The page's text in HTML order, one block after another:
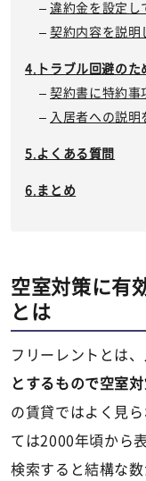
違約金を設定し
契約内容を説明
トラブル回避の
契約書に特約事
入居者への説明
よくある質問
まとめ
空室対策に有
とは
フリーレントとは、
とするもので空室
の賃貸ではよく見
ては2000年頃から
検索すると結構な数